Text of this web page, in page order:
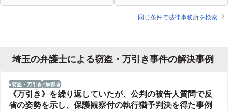
同じ条件で法律事務所を検索
埼玉の弁護士による窃盗・万引き事件の解決事例
窃盗・万引き 加害者
《万引き》を繰り返していたが、公判の被告人質問で反
省の姿勢を示し、保護観察付の執行猶予判決を得た事例